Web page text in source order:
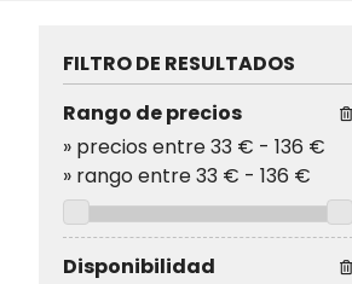
FILTRO DE RESULTADOS
Rango de precios
» precios entre 33 € - 136 €
» rango entre33 € - 136 €
Disponibilidad